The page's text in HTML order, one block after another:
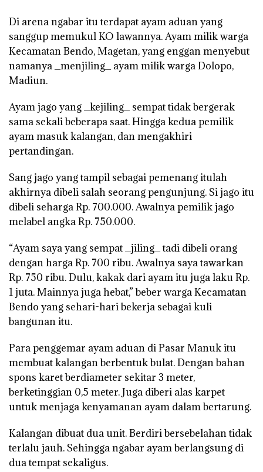
Di arena ngabar itu terdapat ayam aduan yang
sanggup memukul KO lawannya. Ayam milik warga
Kecamatan Bendo, Magetan, yang enggan menyebut
namanya _menjiling_ ayam milik warga Dolopo,
Madiun.
Ayam jago yang _kejiling_ sempat tidak bergerak
sama sekali beberapa saat. Hingga kedua pemilik
ayam masuk kalangan, dan mengakhiri
pertandingan.
Sang jago yang tampil sebagai pemenang itulah
akhirnya dibeli salah seorang pengunjung. Si jago itu
dibeli seharga Rp. 700.000. Awalnya pemilik jago
melabel angka Rp. 750.000.
“Ayam saya yang sempat _jiling_ tadi dibeli orang
dengan harga Rp. 700 ribu. Awalnya saya tawarkan
Rp. 750 ribu. Dulu, kakak dari ayam itu juga laku Rp.
1 juta. Mainnya juga hebat,” beber warga Kecamatan
Bendo yang sehari-hari bekerja sebagai kuli
bangunan itu.
Para penggemar ayam aduan di Pasar Manuk itu
membuat kalangan berbentuk bulat. Dengan bahan
spons karet berdiameter sekitar 3 meter,
berketinggian 0,5 meter. Juga diberi alas karpet
untuk menjaga kenyamanan ayam dalam bertarung.
Kalangan dibuat dua unit. Berdiri bersebelahan tidak
terlalu jauh. Sehingga ngabar ayam berlangsung di
dua tempat sekaligus.